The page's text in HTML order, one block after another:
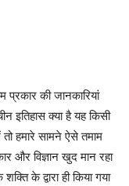
की जानकारियां
इतिहास क्या है यह किसी
हमारे सामने ऐसे तमाम
और विज्ञान खुद मान रहा
के द्वारा ही किया गया